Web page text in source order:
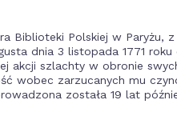
Biblioteki Polskiej w Paryżu,
dnia 3 listopada 1771
akcji szlachty w obronie
wobec zarzucanych mu
została 19 lat